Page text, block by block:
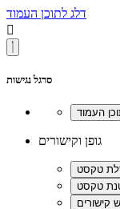
דלג לתוכן העמוד

סרגל נגישות
גופן וקישורים